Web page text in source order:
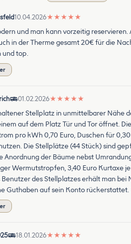
10.04.2026★ ★ ★ ★ ★
und man kann vorzeitig
in der Therme gesamt 20€ für die
und top.
01.02.2026★ ★ ★ ★ ★
Stellplatz in unmittelbarer Nähe
auf dem Platz Tür und Tor öffnet.
pro kWh 0,70 Euro, Duschen für
Die Stellplätze (44 Stück) sind
Anordnung der Bäume nebst
Wermutstropfen, 3,40 Euro Kurtaxe
Benutzer des Stellplatzes erhält man
Guthaben auf sein Konto
18.01.2026★ ★ ★ ★ ★